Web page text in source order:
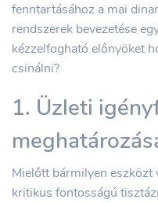
fenntartásához a mai
rendszerek bevezetése
kézzelfogható előnyöket
csinálni?
1. Üzleti
Mielőtt bármilyen eszközt
kritikus fontosságú